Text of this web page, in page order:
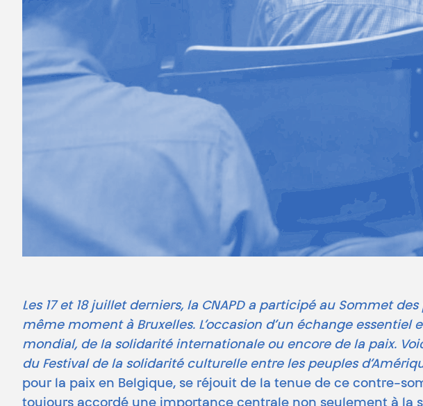
Les 17 et 18 juillet derniers, la CNAPD a participé au Sommet
même moment à Bruxelles. L’occasion d’un échange
mondial, de la solidarité internationale ou encore de la paix.
du Festival de la solidarité culturelle entre les peuples
pour la paix en Belgique, se réjouit de la tenue de ce contre-